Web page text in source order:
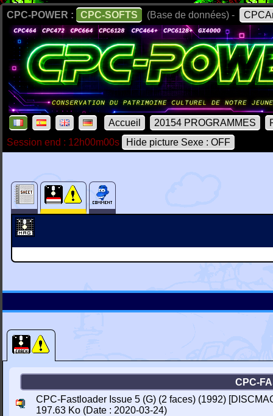
CPC-POWER : CPC-SOFTS (Base de données) -
Accueil 20154 PROGRAMMES
Session end : 12h00m00s
Hide picture Sexe : OFF
CPC-
CPC-Fastloader Issue 5 (G) (2 faces) (1992)
197.63 Ko (Date : 2020-03-24)